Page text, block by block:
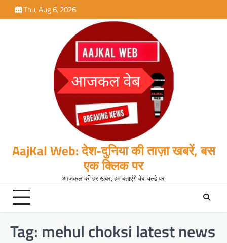
to
Thu, Aug 6, 2026
AajKal Web: देश-दुनिया की ताज़ा खबरें, बस
एक क्लिक पर
आजकल की हर खबर, हम बताएंगे वेब-वर्ल्ड पर
Tag: mehul choksi latest news